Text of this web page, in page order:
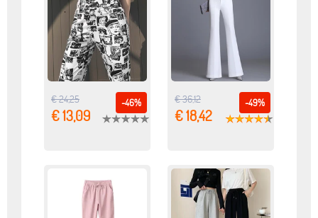
-46%
€ 24,25
€ 13,09
-49%
€ 36,12
€ 18,42